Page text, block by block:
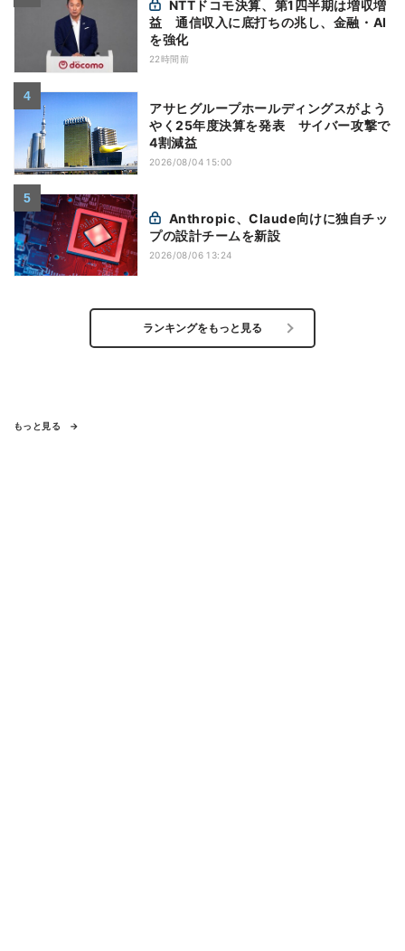
益 通信収入に底打ちの兆し、金融・AI
を強化
22時間前
アサヒグループホールディングスがよう
やく25年度決算を発表 サイバー攻撃で
4割減益
2026/08/04 15:00
プの設計チームを新設
2026/08/06 13:24
ランキングをもっと見る
もっと見る